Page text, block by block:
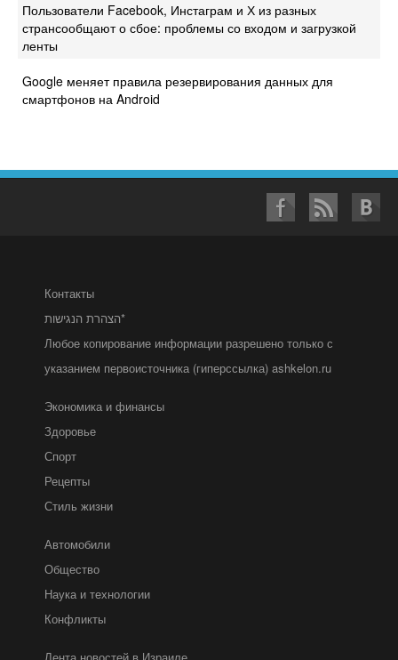
Пользователи Facebook, Инстаграм и Х из разных
странсообщают о сбое: проблемы со входом и загрузкой
ленты
Google меняет правила резервирования данных для
смартфонов на Android
Контакты
הצהרת הנגישות*
Любое копирование информации разрешено только с
указанием первоисточника (гиперссылка) ashkelon.ru
Экономика и финансы
Здоровье
Спорт
Рецепты
Стиль жизни
Автомобили
Общество
Наука и технологии
Конфликты